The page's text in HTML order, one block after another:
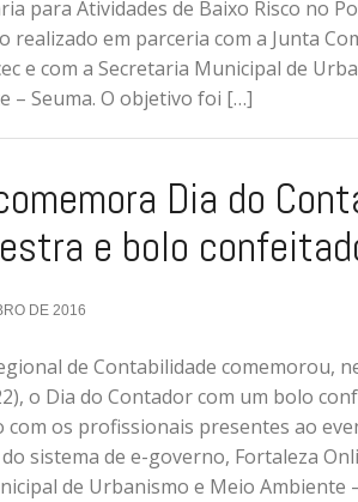
para Atividades de Baixo Risco no
realizado em parceria com a Junta
e com a Secretaria Municipal de
– Seuma. O objetivo foi […]
Dia do
e bolo
DE 2016
de Contabilidade comemorou,
o Dia do Contador com um bolo
com os profissionais presentes ao
sistema de e-governo, Fortaleza
de Urbanismo e Meio Ambiente